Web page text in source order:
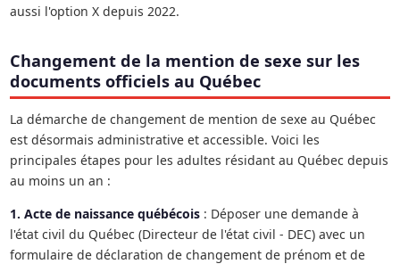
aussi l'option X depuis 2022.
Changement de la mention de sexe sur les
documents officiels au Québec
La démarche de changement de mention de sexe au Québec
est désormais administrative et accessible. Voici les
principales étapes pour les adultes résidant au Québec depuis
au moins un an :
1. Acte de naissance québécois : Déposer une demande à
l'état civil du Québec (Directeur de l'état civil - DEC) avec un
formulaire de déclaration de changement de prénom et de